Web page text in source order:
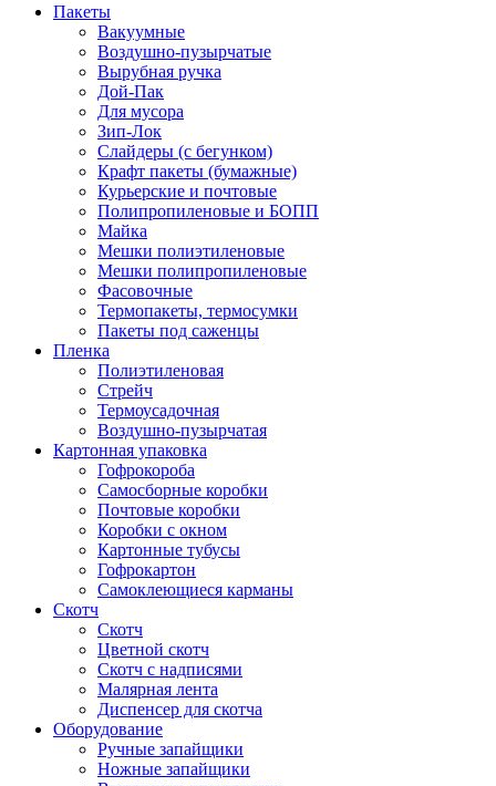
Пакеты
Вакуумные
Воздушно-пузырчатые
Вырубная ручка
Дой-Пак
Для мусора
Зип-Лок
Слайдеры (с бегунком)
Крафт пакеты (бумажные)
Курьерские и почтовые
Полипропиленовые и БОПП
Майка
Мешки полиэтиленовые
Мешки полипропиленовые
Фасовочные
Термопакеты, термосумки
Пакеты под саженцы
Пленка
Полиэтиленовая
Стрейч
Термоусадочная
Воздушно-пузырчатая
Картонная упаковка
Гофрокороба
Самосборные коробки
Почтовые коробки
Коробки с окном
Картонные тубусы
Гофрокартон
Самоклеющиеся карманы
Скотч
Скотч
Цветной скотч
Скотч с надписями
Малярная лента
Диспенсер для скотча
Оборудование
Ручные запайщики
Ножные запайщики